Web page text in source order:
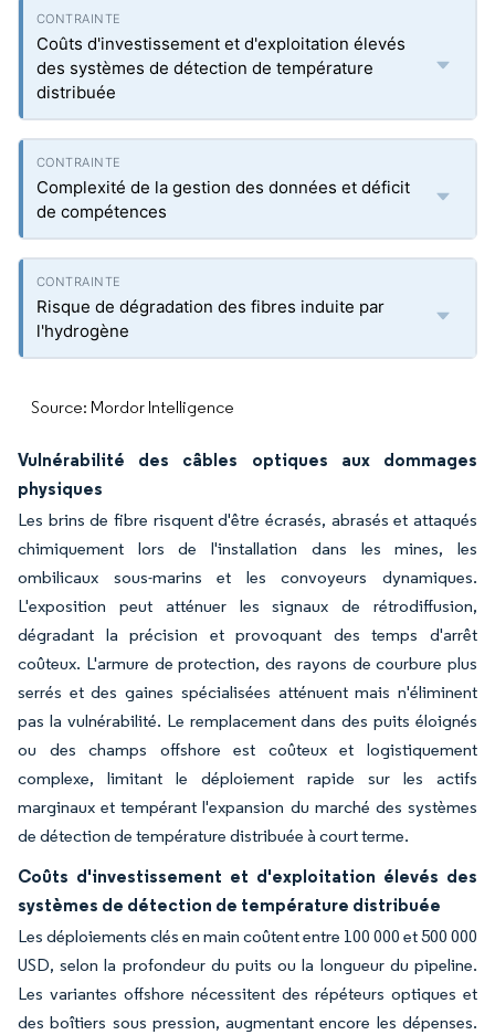
Coûts d'investissement et d'exploitation élevés
des systèmes de détection de température
distribuée
Complexité de la gestion des données et déficit
de compétences
Risque de dégradation des fibres induite par
l'hydrogène
Source: Mordor Intelligence
Vulnérabilité des câbles optiques aux dommages
physiques
Les brins de fibre risquent d'être écrasés, abrasés et attaqués
chimiquement lors de l'installation dans les mines, les
ombilicaux sous-marins et les convoyeurs dynamiques.
L'exposition peut atténuer les signaux de rétrodiffusion,
dégradant la précision et provoquant des temps d'arrêt
coûteux. L'armure de protection, des rayons de courbure plus
serrés et des gaines spécialisées atténuent mais n'éliminent
pas la vulnérabilité. Le remplacement dans des puits éloignés
ou des champs offshore est coûteux et logistiquement
complexe, limitant le déploiement rapide sur les actifs
marginaux et tempérant l'expansion du marché des systèmes
de détection de température distribuée à court terme.
Coûts d'investissement et d'exploitation élevés des
systèmes de détection de température distribuée
Les déploiements clés en main coûtent entre 100 000 et 500 000
USD, selon la profondeur du puits ou la longueur du pipeline.
Les variantes offshore nécessitent des répéteurs optiques et
des boîtiers sous pression, augmentant encore les dépenses.